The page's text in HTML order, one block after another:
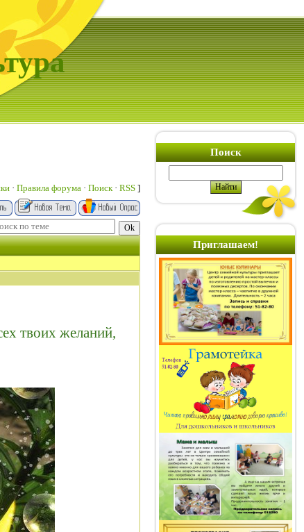
· Правила форума · Поиск· RSS ]
твоих желаний,
Поиск
Приглашаем!